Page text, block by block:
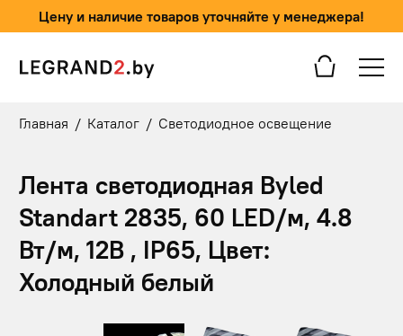
Цену и наличие товаров уточняйте у менеджера!
Главная / Каталог / Светодиодное освещение
Лента светодиодная Byled
Standart 2835, 60 LED/м, 4.8
Вт/м, 12В , IP65, Цвет:
Холодный белый